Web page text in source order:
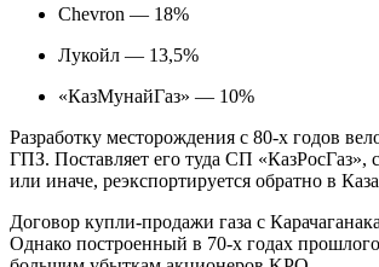
Chevron — 18%
Лукойл — 13,5%
«КазМунайГаз» — 10%
Разработку месторождения с 80-х годов
ГПЗ. Поставляет его туда СП «КазРосГаз»,
или иначе, реэкспортируется обратно в
Договор купли-продажи газа с
Однако построенный в 70-х годах